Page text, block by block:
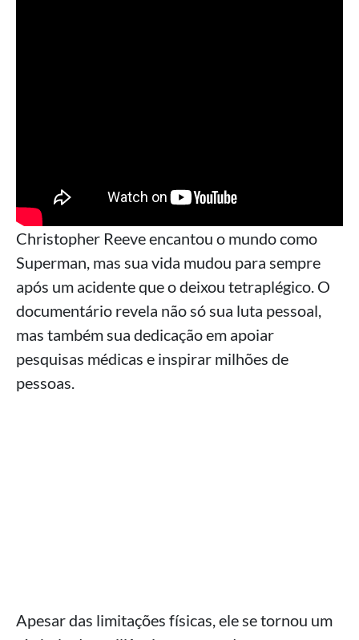
Christopher Reeve encantou o mundo como
Superman, mas sua vida mudou para sempre
após um acidente que o deixou tetraplégico. O
documentário revela não só sua luta pessoal,
mas também sua dedicação em apoiar
pesquisas médicas e inspirar milhões de
pessoas.
Apesar das limitações físicas, ele se tornou um